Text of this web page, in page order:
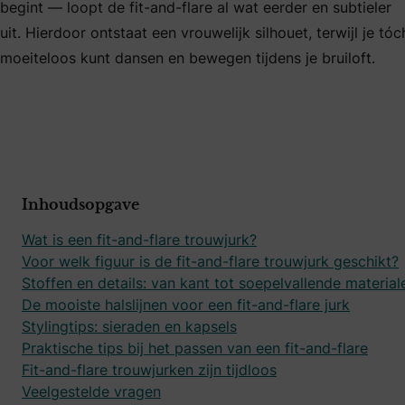
begint — loopt de fit-and-flare al wat eerder en subtieler
uit. Hierdoor ontstaat een vrouwelijk silhouet, terwijl je
moeiteloos kunt dansen en bewegen tijdens je bruiloft.
Inhoudsopgave
Wat is een fit-and-flare trouwjurk?
Voor welk figuur is de fit-and-flare trouwjurk geschikt?
Stoffen en details: van kant tot soepelvallende
De mooiste halslijnen voor een fit-and-flare jurk
Stylingtips: sieraden en kapsels
Praktische tips bij het passen van een fit-and-flare
Fit-and-flare trouwjurken zijn tijdloos
Veelgestelde vragen